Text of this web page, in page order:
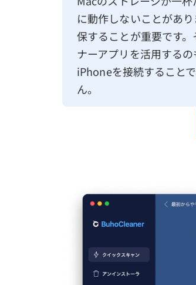
に動作しないことがあ
保することが重要です。
ナーアプリを活用する
iPhoneを接続すること
ん。